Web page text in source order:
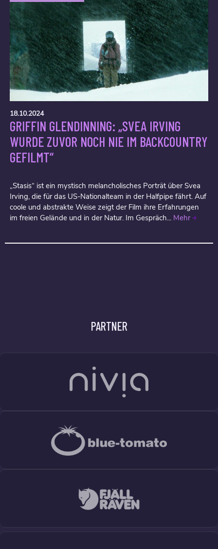
18.10.2024
GRIFFIN GLENDINNING: „SVEA IRVING
WURDE ZUVOR NOCH NIE IM BACKCOUNTRY
GEFILMT“
„Stasis“ ist ein mystisch melancholisches Porträt über Svea
Irving, die für das US-Nationalteam in der Halfpipe fährt. Auf
coole und abstrakte Weise zeigt der Film ihre Erfahrungen
im freien Gelände und in der Natur. Im Gespräch... Mehr
PARTNER